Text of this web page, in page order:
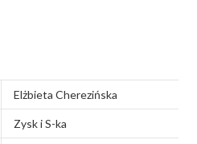
Elżbieta Cherezińska
Zysk i S-ka